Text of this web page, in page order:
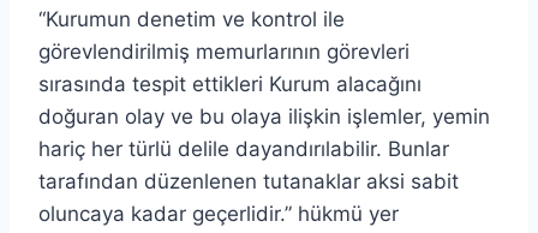
“Kurumun denetim ve kontrol ile
görevlendirilmiş memurlarının görevleri
sırasında tespit ettikleri Kurum alacağını
doğuran olay ve bu olaya ilişkin işlemler, yemin
hariç her türlü delile dayandırılabilir. Bunlar
tarafından düzenlenen tutanaklar aksi sabit
oluncaya kadar geçerlidir.” hükmü yer